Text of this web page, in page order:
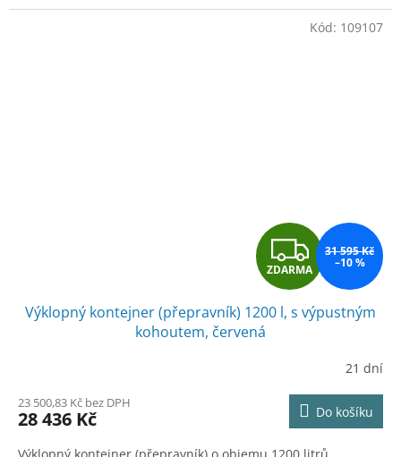
Z
D
A
M
A
ZDARMA
31 595 Kč
–10 %
Výklopný kontejner (přepravník) 1200 l, s výpustným
kohoutem, červená
21 dní
23 500,83 Kč bez DPH
28 436 Kč Do košíku
Výklopný kontejner (přepravník) o objemu 1200 litrů,
Kód: 109107